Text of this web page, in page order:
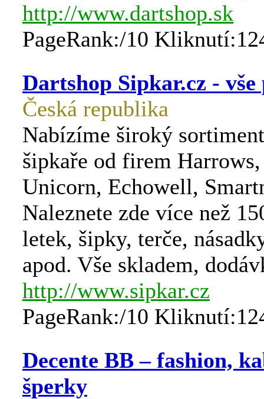
http://www.dartshop.sk
PageRank:/10
Dartshop Sipkar.cz -
Česká republika
Nabízíme široký
šipkaře od firem
Unicorn, Echowell,
Naleznete zde více než
letek, šipky, terče,
apod. Vše skladem,
http://www.sipkar.cz
PageRank:/10
Decente BB – fashion,
šperky